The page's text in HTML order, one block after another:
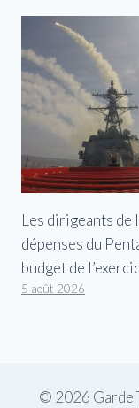
Les dirigeants de
dépenses du
budget de
5 août 2026
© 2026 Garde